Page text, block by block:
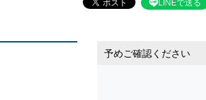
LINEで送る
予めご確認ください